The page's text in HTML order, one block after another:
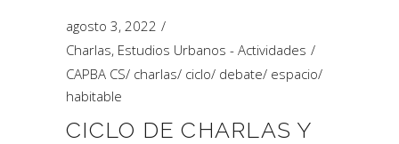
agosto 3, 2022
Charlas, Estudios Urbanos - Actividades
CAPBA CS/ charlas/ ciclo/ debate/ espacio/
habitable
CICLO DE CHARLAS Y